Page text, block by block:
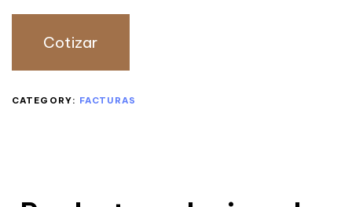
Cotizar
CATEGORY: FACTURAS